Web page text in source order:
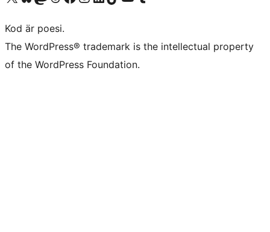
Kod är poesi.
The WordPress® trademark is the intellectual property
of the WordPress Foundation.